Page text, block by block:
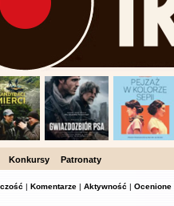
Konkursy Patronaty
| Komentarze | Aktywność | Ocenione